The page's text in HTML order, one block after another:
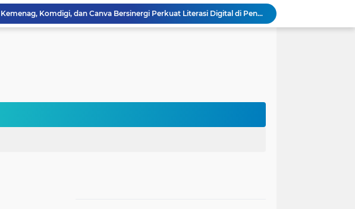
Kemenag, Komdigi, dan Canva Bersinergi Perkuat Literasi Digital di Pendidikan Keagamaan
Wagub Lampung Tekankan Pentingnya Literasi AI bagi Guru
FKIP Uhamka Gelar FGD Lintas Budaya dan Bahasa dengan Chuo University Jepang